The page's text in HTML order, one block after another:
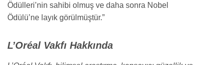
Ödülleri’nin sahibi olmuş ve daha sonra Nobel
Ödülü’ne layık görülmüştür.”
L’Oréal Vakfı Hakkında